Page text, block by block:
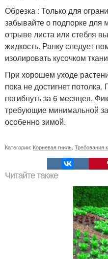
Обрезка : Только для
забывайте о подпорке для
отрыве листа или стебля
жидкость. Ранку следует
изолировать кусочком
При хорошем уходе
пока не достигнет
погибнуть за 6 месяцев.
требующие минимальной
особенно зимой.
Категории: Корневая гниль Требования
Читайте также